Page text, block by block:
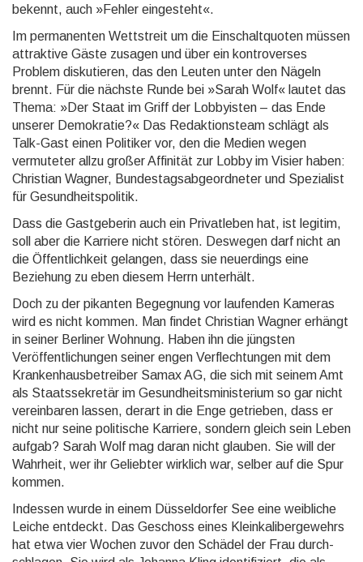
bekennt, auch »Fehler eingesteht«.
Im permanenten Wettstreit um die Einschaltquoten müssen
attraktive Gäste zusagen und über ein kontro­verses
Problem diskutieren, das den Leuten unter den Nägeln
brennt. Für die nächste Runde bei »Sarah Wolf« lautet das
Thema: »Der Staat im Griff der Lobbyisten – das Ende
unserer Demokratie?« Das Redaktions­team schlägt als
Talk-Gast einen Politiker vor, den die Medien wegen
vermuteter allzu großer Affinität zur Lobby im Visier haben:
Christian Wagner, Bundes­tagsabge­ordne­ter und Spezialist
für Gesund­heits­politik.
Dass die Gastgeberin auch ein Privatleben hat, ist legitim,
soll aber die Karriere nicht stören. Deswegen darf nicht an
die Öffent­lichkeit gelangen, dass sie neuerdings eine
Beziehung zu eben diesem Herrn unterhält.
Doch zu der pikanten Begegnung vor laufenden Kameras
wird es nicht kommen. Man findet Christian Wagner erhängt
in seiner Berliner Wohnung. Haben ihn die jüngsten
Veröffent­lichun­gen seiner engen Verflech­tungen mit dem
Kranken­hausbe­treiber Samax AG, die sich mit seinem Amt
als Staats­sekretär im Gesund­heits­ministe­rium so gar nicht
vereinbaren lassen, derart in die Enge getrieben, dass er
nicht nur seine politische Karriere, sondern gleich sein Leben
aufgab? Sarah Wolf mag daran nicht glauben. Sie will der
Wahrheit, wer ihr Geliebter wirklich war, selber auf die Spur
kommen.
Indessen wurde in einem Düsseldorfer See eine weibliche
Leiche entdeckt. Das Geschoss eines Klein­kaliber­gewehrs
hat etwa vier Wochen zuvor den Schädel der Frau durch­